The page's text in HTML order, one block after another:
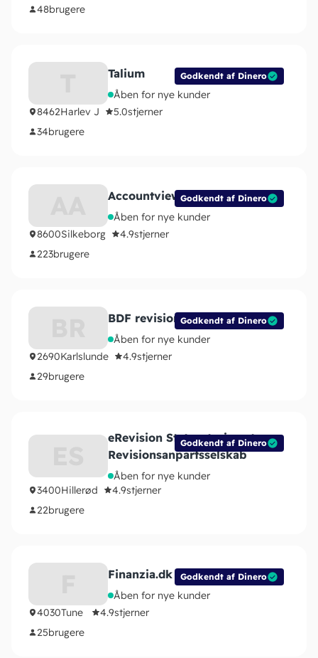
48brugere
Godkendt af Dinero
Talium
Åben for nye kunder
8462Harlev J 5.0stjerner
34brugere
Godkendt af Dinero
Accountview ApS
Åben for nye kunder
8600Silkeborg 4.9stjerner
223brugere
Godkendt af Dinero
BDF revision ApS
Åben for nye kunder
2690Karlslunde 4.9stjerner
29brugere
Godkendt af Dinero
eRevision Statsautoriseret
Revisionsanpartsselskab
Åben for nye kunder
3400Hillerød 4.9stjerner
22brugere
Godkendt af Dinero
Finanzia.dk
Åben for nye kunder
4030Tune 4.9stjerner
25brugere